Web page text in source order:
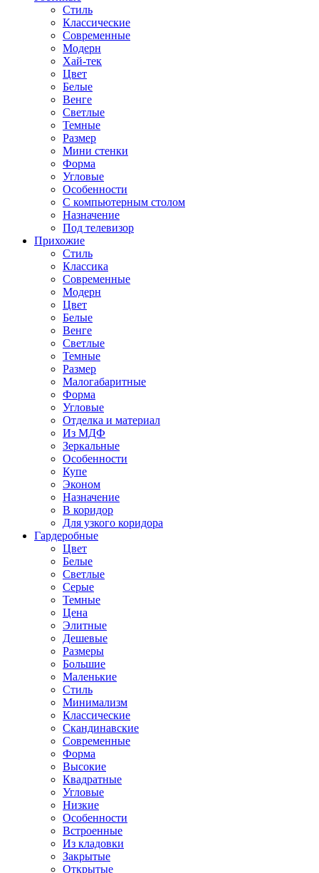
Стиль
Классические
Современные
Модерн
Хай-тек
Цвет
Белые
Венге
Светлые
Темные
Размер
Мини стенки
Форма
Угловые
Особенности
С компьютерным столом
Назначение
Под телевизор
Прихожие
Стиль
Классика
Современные
Модерн
Цвет
Белые
Венге
Светлые
Темные
Размер
Малогабаритные
Форма
Угловые
Отделка и материал
Из МДФ
Зеркальные
Особенности
Купе
Эконом
Назначение
В коридор
Для узкого коридора
Гардеробные
Цвет
Белые
Светлые
Серые
Темные
Цена
Элитные
Дешевые
Размеры
Большие
Маленькие
Стиль
Минимализм
Классические
Скандинавские
Современные
Форма
Высокие
Квадратные
Угловые
Низкие
Особенности
Встроенные
Из кладовки
Закрытые
Открытые